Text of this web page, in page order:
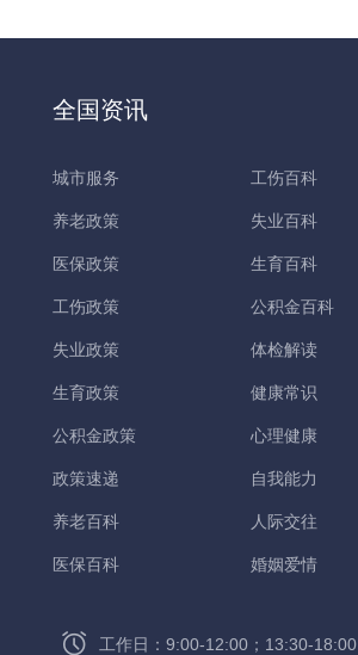
全国资讯
城市服务
养老政策
医保政策
工伤政策
失业政策
生育政策
公积金政策
政策速递
养老百科
医保百科
工伤百科
失业百科
生育百科
公积金百科
体检解读
健康常识
心理健康
自我能力
人际交往
婚姻爱情
工作日：9:00-12:00；13:30-18:00